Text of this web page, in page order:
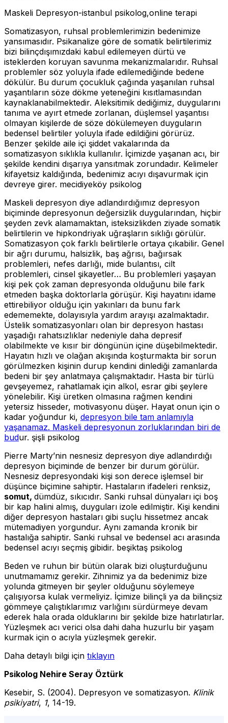
Maskeli Depresyon-istanbul psikolog,online terapi
Somatizasyon, ruhsal problemlerimizin bedenimize
yansımasıdır. Psikanalize göre de somatik belirtilerimiz
bizi bilinçdışımızdaki kabul edilemeyen dürtü ve
isteklerden koruyan savunma mekanizmalarıdır. Ruhsal
problemler söz yoluyla ifade edilemediğinde bedene
dökülür. Bu durum çocukluk çağında yaşanılan ruhsal
yaşantıların söze dökme yeteneğini kısıtlamasından
kaynaklanabilmektedir. Aleksitimik dediğimiz, duygularını
tanıma ve ayırt etmede zorlanan, düşlemsel yaşantısı
olmayan kişilerde de söze dökülemeyen duyguların
bedensel belirtiler yoluyla ifade edildiğini görürüz.
Benzer şekilde aile içi şiddet vakalarında da
somatizasyon sıklıkla kullanılır. İçimizde yaşanan acı, bir
şekilde kendini dışarıya yansıtmak zorundadır. Kelimeler
kifayetsiz kaldığında, bedenimiz acıyı dışavurmak için
devreye girer. mecidiyeköy psikolog
Maskeli depresyon diye adlandırdığımız depresyon
biçiminde depresyonun değersizlik duygularından, hiçbir
şeyden zevk alamamaktan, isteksizlikden ziyade somatik
belirtilerin ve hipkondriyak uğraşların sıklığı görülür.
Somatizasyon çok farklı belirtilerle ortaya çıkabilir. Genel
bir ağrı durumu, halsizlik, baş ağrısı, bağırsak
problemleri, nefes darlığı, mide bulantısı, cilt
problemleri, cinsel şikayetler… Bu problemleri yaşayan
kişi pek çok zaman depresyonda olduğunu bile fark
etmeden başka doktorlarla görüşür. Kişi hayatını idame
ettirebiliyor olduğu için yakınları da bunu fark
edememekte, dolayısıyla yardım arayışı azalmaktadır.
Üstelik somatizasyonları olan bir depresyon hastası
yaşadığı rahatsızlıklar nedeniyle daha depresif
olabilmekte ve kısır bir döngünün içine düşebilmektedir.
Hayatın hızlı ve olağan akışında koşturmakta bir sorun
görülmezken kişinin durup kendini dinlediği zamanlarda
bedeni bir şey anlatmaya çalışmaktadır. Hasta bir türlü
gevşeyemez, rahatlamak için alkol, esrar gibi şeylere
yönelebilir. Kişi üretken olmasına rağmen kendini
yetersiz hisseder, motivasyonu düşer. Hayat onun için o
kadar yoğundur ki, depresyon bile tam anlamıyla
yaşanamaz. Maskeli depresyonun zorluklarından biri de
budur. şişli psikolog
Pierre Marty’nin nesnesiz depresyon diye adlandırdığı
depresyon biçiminde de benzer bir durum görülür.
Nesnesiz depresyondaki kişi son derece işlemsel bir
düşünce biçimine sahiptir. Hastaların ifadeleri renksiz,
somut, dümdüz, sıkıcıdır. Sanki ruhsal dünyaları içi boş
bir kap halini almış, duyguları izole edilmiştir. Kişi kendini
diğer depresyon hastaları gibi suçlu hissetmez ancak
mütemadiyen yorgundur. Aynı zamanda kronik bir
hastalığa sahiptir. Sanki ruhsal ve bedensel acı arasında
bedensel acıyı seçmiş gibidir. beşiktaş psikolog
Beden ve ruhun bir bütün olarak bizi oluşturduğunu
unutmamamız gerekir. Zihnimiz ya da bedenimiz bize
yolunda gitmeyen bir şeyler olduğunu söylemeye
çalışıyorsa kulak vermeliyiz. İçimize bilinçli ya da bilinçsiz
gömmeye çalıştıklarımız varlığını sürdürmeye devam
ederek hala orada olduklarını bir şekilde bize hatırlatırlar.
Yüzleşmek acı verici olsa dahi daha huzurlu bir yaşam
kurmak için o acıyla yüzleşmek gerekir.
Daha detaylı bilgi için tıklayın
Psikolog Nehire Seray Öztürk
Kesebir, S. (2004). Depresyon ve somatizasyon. Klinik
psikiyatri, 1, 14-19.